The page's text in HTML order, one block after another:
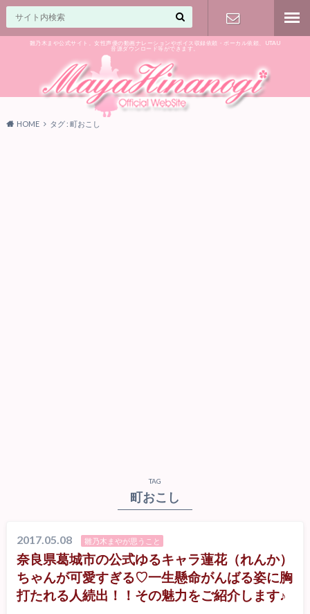
雛乃木まや公式サイト。女性声優の動画ナレーションやボイス収録依頼・ボーカル依頼、UTAU
音源ダウンロード等ができます。
気軽に♪
HOME タグ : 町おこし
TAG
町おこし
2017.05.08 雛乃木まやが思うこと
奈良県葛城市の公式ゆるキャラ蓮花（れんか）
ちゃんが可愛すぎる♡一生懸命がんばる姿に胸
打たれる人続出！！その魅力をご紹介します♪